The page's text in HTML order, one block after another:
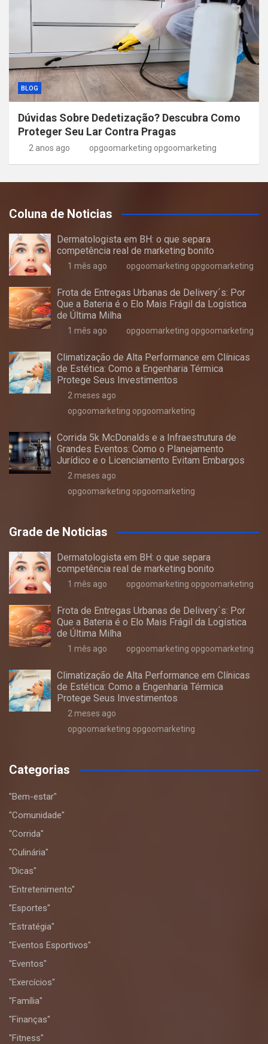
BLOG
Dúvidas Sobre Dedetização? Descubra Como
Proteger Seu Lar Contra Pragas
2 anos ago opgoomarketing opgoomarketing
Coluna de Noticias
Dermatologista em BH: o que separa
competência real de marketing bonito
1 mês ago opgoomarketing opgoomarketing
Frota de Entregas Urbanas de Delivery´s: Por
Que a Bateria é o Elo Mais Frágil da Logística
de Última Milha
1 mês ago opgoomarketing opgoomarketing
Climatização de Alta Performance em Clínicas
de Estética: Como a Engenharia Térmica
Protege Seus Investimentos
2 meses ago
opgoomarketing opgoomarketing
Corrida 5k McDonalds e a Infraestrutura de
Grandes Eventos: Como o Planejamento
Jurídico e o Licenciamento Evitam Embargos
2 meses ago
opgoomarketing opgoomarketing
Grade de Noticias
Dermatologista em BH: o que separa
competência real de marketing bonito
1 mês ago opgoomarketing opgoomarketing
Frota de Entregas Urbanas de Delivery´s: Por
Que a Bateria é o Elo Mais Frágil da Logística
de Última Milha
1 mês ago opgoomarketing opgoomarketing
Climatização de Alta Performance em Clínicas
de Estética: Como a Engenharia Térmica
Protege Seus Investimentos
2 meses ago
opgoomarketing opgoomarketing
Categorias
"Bem-estar"
"Comunidade"
"Corrida"
"Culinária"
"Dicas"
"Entretenimento"
"Esportes"
"Estratégia"
"Eventos Esportivos"
"Eventos"
"Exercícios"
"Família"
"Finanças"
"Fitness"